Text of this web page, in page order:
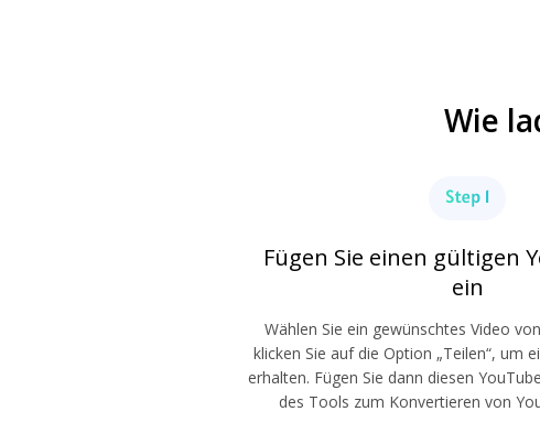
Wie
Fügen Sie einen gültigen
ein
Wählen Sie ein gewünschtes Video
klicken Sie auf die Option „Teilen“, um
erhalten. Fügen Sie dann diesen
des Tools zum Konvertieren von